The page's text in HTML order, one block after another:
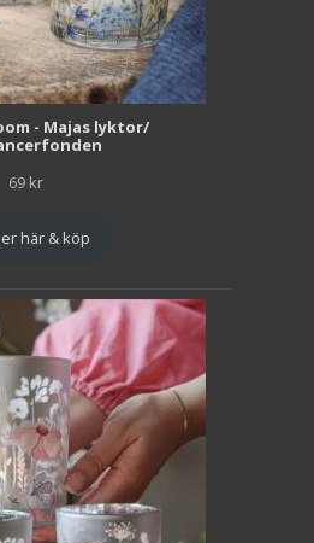
- Majas lyktor/
69 kr
här & köp